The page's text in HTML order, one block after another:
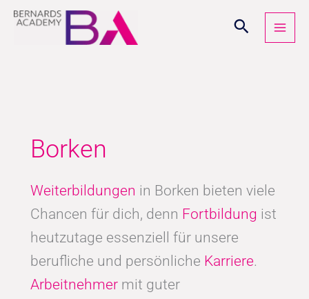
Zum
Inhalt
Borken
Weiterbildungen in Borken bieten viele
Chancen für dich, denn Fortbildung ist
heutzutage essenziell für unsere
berufliche und persönliche Karriere.
Arbeitnehmer mit guter